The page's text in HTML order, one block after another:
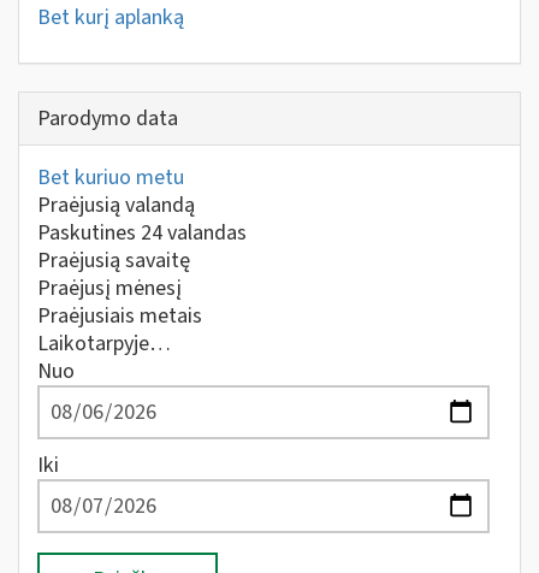
Bet kurį aplanką
Parodymo data
Bet kuriuo metu
Praėjusią valandą
Paskutines 24 valandas
Praėjusią savaitę
Praėjusį mėnesį
Praėjusiais metais
Laikotarpyje…
Nuo
Iki